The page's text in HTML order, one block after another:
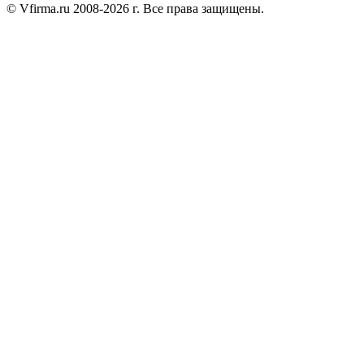
© Vfirma.ru 2008-2026 г. Все права защищены.